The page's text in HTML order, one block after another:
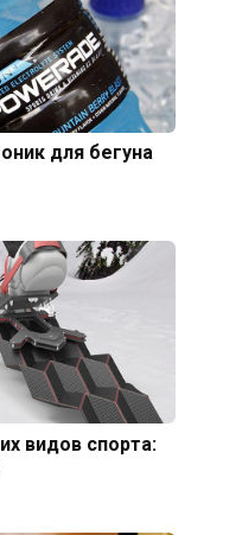
для бегуна
видов спорта: